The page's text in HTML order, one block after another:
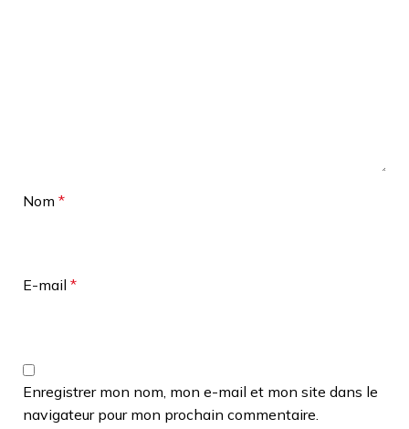
Nom *
E-mail *
Enregistrer mon nom, mon e-mail et mon site dans le
navigateur pour mon prochain commentaire.